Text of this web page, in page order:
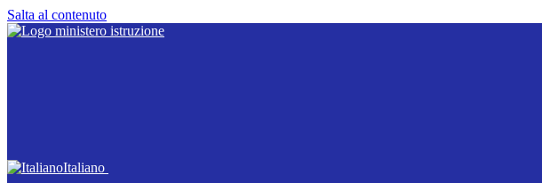
Salta al contenuto
Italiano